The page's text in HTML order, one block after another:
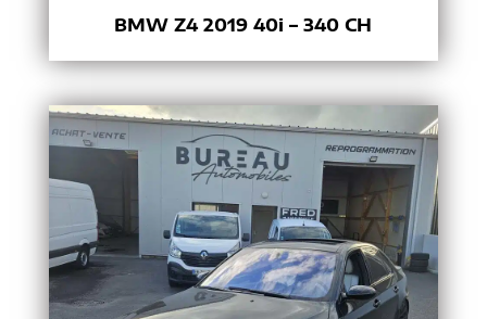
BMW Z4 2019 40i – 340 CH